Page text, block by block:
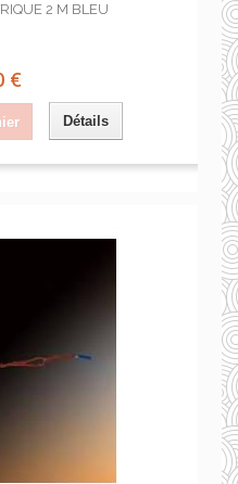
2 M BLEU
€
Détails